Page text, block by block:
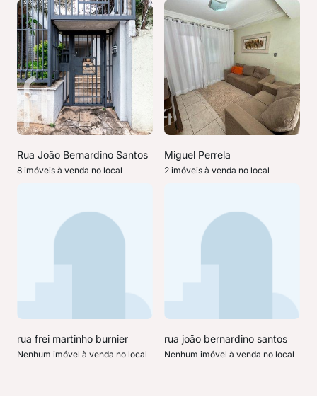
Rua João Bernardino Santos
8 imóveis à venda no local
Miguel Perrela
2 imóveis à venda no local
rua frei martinho burnier
Nenhum imóvel à venda no local
rua joão bernardino santos
Nenhum imóvel à venda no local